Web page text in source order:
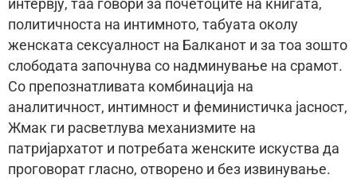
интервју, таа говори за почетоците на книгата,
политичноста на интимното, табуата околу
женската сексуалност на Балканот и за тоа зошто
слободата започнува со надминување на срамот.
Со препознатливата комбинација на
аналитичност, интимност и феминистичка јасност,
Жмак ги расветлува механизмите на
патријархатот и потребата женските искуства да
проговорат гласно, отворено и без извинување.